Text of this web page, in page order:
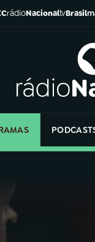
rádioNacionaltvBrasil